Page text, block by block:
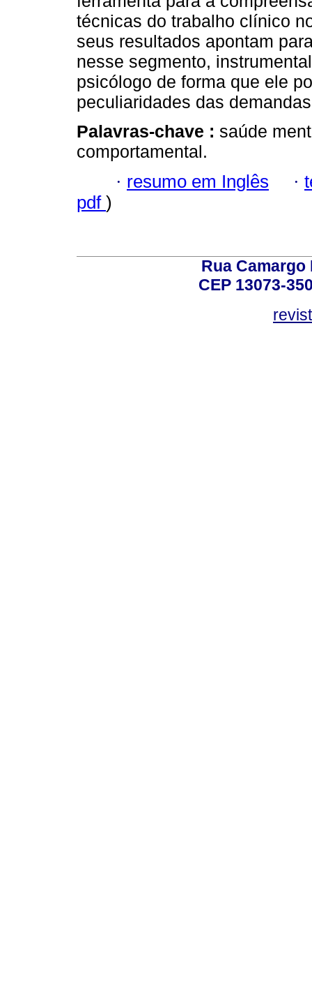
técnicas do trabalho clínico
seus resultados apontam
nesse segmento,
psicólogo de forma que ele
peculiaridades das
Palavras-chave : saúde
comportamental.
· resumo em Inglês ·
pdf )
Rua Camargo
CEP 13073-